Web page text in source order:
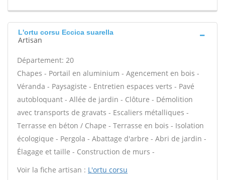
L'ortu corsu Eccica suarella
Artisan
Département: 20
Chapes - Portail en aluminium - Agencement en bois -
Véranda - Paysagiste - Entretien espaces verts - Pavé
autobloquant - Allée de jardin - Clôture - Démolition
avec transports de gravats - Escaliers métalliques -
Terrasse en béton / Chape - Terrasse en bois - Isolation
écologique - Pergola - Abattage d'arbre - Abri de jardin -
Élagage et taille - Construction de murs -
Voir la fiche artisan : L'ortu corsu